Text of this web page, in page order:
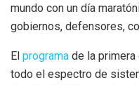
mundo con un día
gobiernos, defensores,
El programa de la primera
todo el espectro de